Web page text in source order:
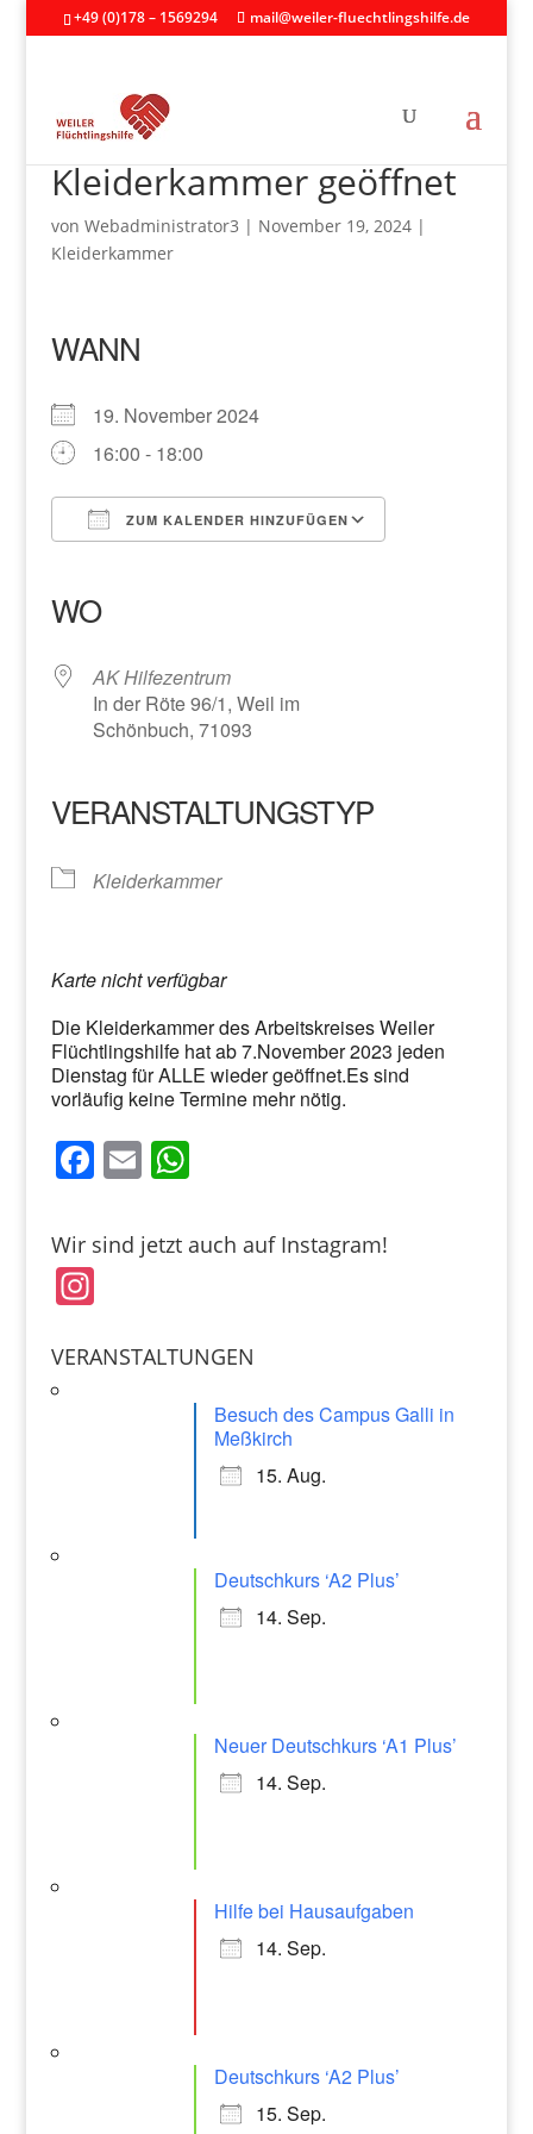
+49 (0)178 – 1569294 mail@weiler-fluechtlingshilfe.de
Kleiderkammer geöffnet
von Webadministrator3 | November 19, 2024|
Kleiderkammer
WANN
19. November 2024
16:00 - 18:00
ZUM KALENDER HINZUFÜGEN
WO
AK Hilfezentrum
In der Röte 96/1, Weil im
Schönbuch, 71093
VERANSTALTUNGSTYP
Kleiderkammer
Karte nicht verfügbar
Die Kleiderkammer des Arbeitskreises Weiler
Flüchtlingshilfe hat ab 7.November 2023 jeden
Dienstag für ALLE wieder geöffnet.Es sind
vorläufig keine Termine mehr nötig.
F
c
e
b
o
E
ai
l
W
at
p
Wir sind jetzt auch auf Instagram!
In
a
VERANSTALTUNGEN
Besuch des Campus Galli in
Meßkirch
15. Aug.
Deutschkurs ‘A2 Plus’
14. Sep.
Neuer Deutschkurs ‘A1 Plus’
14. Sep.
Hilfe bei Hausaufgaben
14. Sep.
Deutschkurs ‘A2 Plus’
15. Sep.